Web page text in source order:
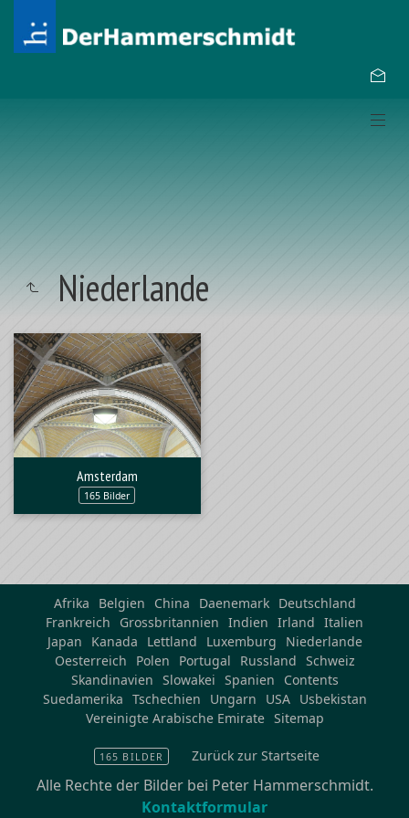
Niederlande
Amsterdam
165 Bilder
Afrika Belgien China Daenemark
Deutschland
Frankreich
Grossbritannien Indien Irland Italien
Japan
Kanada Lettland Luxemburg
Niederlande
Oesterreich
Polen Portugal Russland Schweiz
Skandinavien Slowakei Spanien
Contents
Suedamerika Tschechien Ungarn USA
Usbekistan
Vereinigte Arabische Emirate Sitemap
165 BILDER Zurück zur Startseite
Alle Rechte der Bilder bei Peter Hammerschmidt.
Kontaktformular